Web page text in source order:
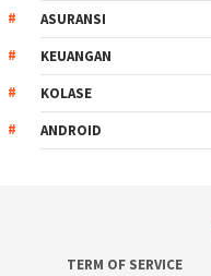
ASURANSI
KEUANGAN
KOLASE
ANDROID
TERM OF SERVICE